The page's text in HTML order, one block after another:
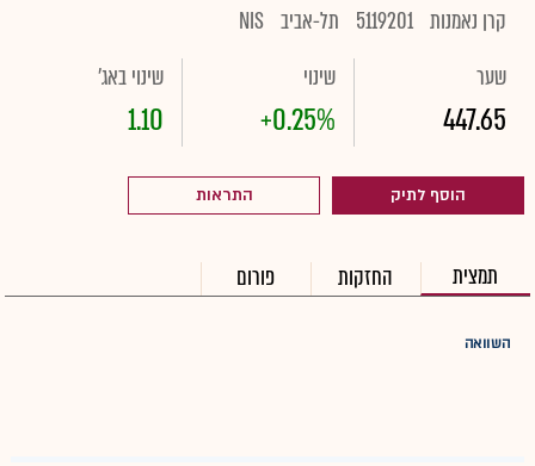
קרן נאמנות 5119201 תל-אביב NIS
שער
447.65
שינוי
+0.25%
שינוי באג'
1.10
הוסף לתיק התראות
תמצית החזקות פורום
השוואה